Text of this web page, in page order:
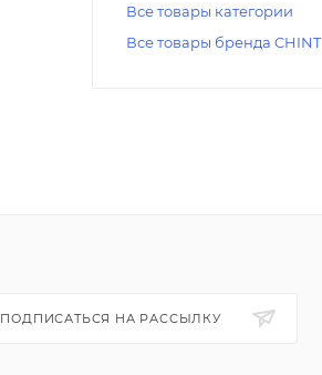
Все товары категории
Все товары бренда CHINT
ПОДПИСАТЬСЯ НА РАССЫЛКУ